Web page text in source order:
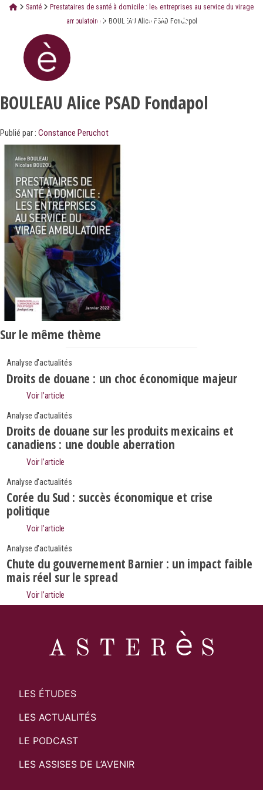
Santé
Prestataires de santé à domicile : les entreprises au service du virage
ambulatoire
BOULEAU Alice PSAD Fondapol
BOULEAU Alice PSAD Fondapol
Publié par : Constance Peruchot
Sur le même thème
Analyse d'actualités
Droits de douane : un choc économique majeur
Voir l’article
Analyse d'actualités
Droits de douane sur les produits mexicains et
canadiens : une double aberration
Voir l’article
Analyse d'actualités
Corée du Sud : succès économique et crise
politique
Voir l’article
Analyse d'actualités
Chute du gouvernement Barnier : un impact faible
mais réel sur le spread
Voir l’article
LES ÉTUDES
LES ACTUALITÉS
LE PODCAST
LES ASSISES DE L’AVENIR
Search